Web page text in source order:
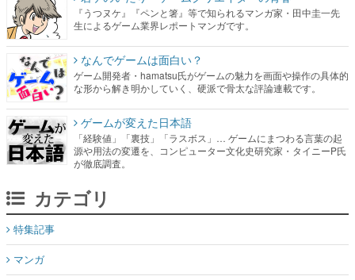
『うつヌケ』『ペンと箸』等で知られるマンガ家・田中圭一先
生によるゲーム業界レポートマンガです。
なんでゲームは面白い？
ゲーム開発者・hamatsu氏がゲームの魅力を画面や操作の具体的
な形から解き明かしていく、硬派で骨太な評論連載です。
ゲームが変えた日本語
「経験値」「裏技」「ラスボス」… ゲームにまつわる言葉の起
源や用法の変遷を、コンピューター文化史研究家・タイニーP氏
が徹底調査。
カテゴリ
特集記事
マンガ